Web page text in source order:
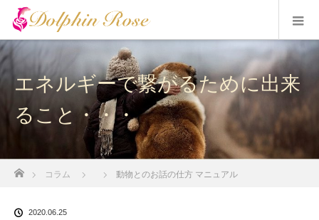
エネルギーで繋がるために出来
ること・・・
コラム 動物とのお話の仕方 マニュアル
2020.06.25